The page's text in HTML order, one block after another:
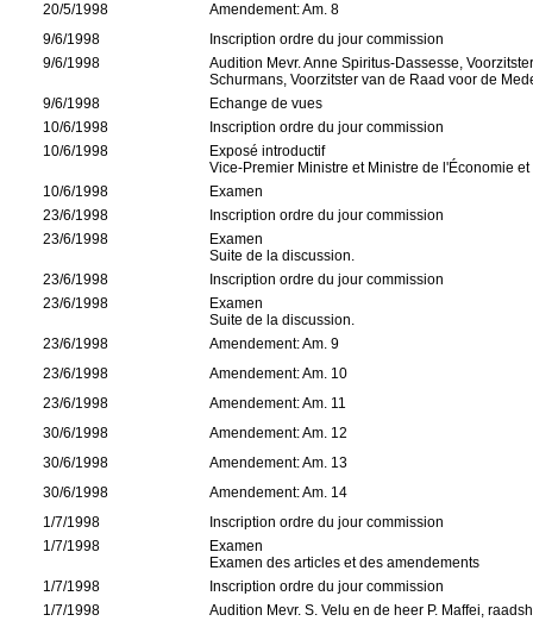
20/5/1998
Amendement: Am. 8
9/6/1998
Inscription ordre du jour commission
9/6/1998
Audition Mevr. Anne Spiritus-Dassesse,
Schurmans, Voorzitster van de Raad voor de
9/6/1998
Echange de vues
10/6/1998
Inscription ordre du jour commission
10/6/1998
Exposé introductif
Vice-Premier Ministre et Ministre de l'Économie
10/6/1998
Examen
23/6/1998
Inscription ordre du jour commission
23/6/1998
Examen
Suite de la discussion.
23/6/1998
Inscription ordre du jour commission
23/6/1998
Examen
Suite de la discussion.
23/6/1998
Amendement: Am. 9
23/6/1998
Amendement: Am. 10
23/6/1998
Amendement: Am. 11
30/6/1998
Amendement: Am. 12
30/6/1998
Amendement: Am. 13
30/6/1998
Amendement: Am. 14
1/7/1998
Inscription ordre du jour commission
1/7/1998
Examen
Examen des articles et des amendements
1/7/1998
Inscription ordre du jour commission
1/7/1998
Audition Mevr. S. Velu en de heer P. Maffei,